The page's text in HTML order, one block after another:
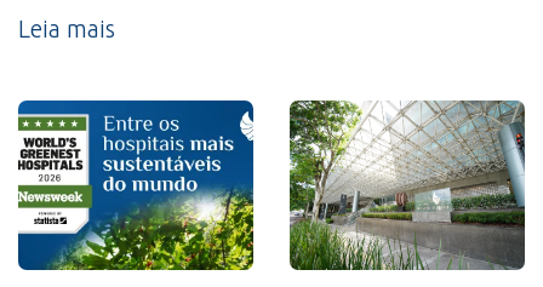
Leia mais